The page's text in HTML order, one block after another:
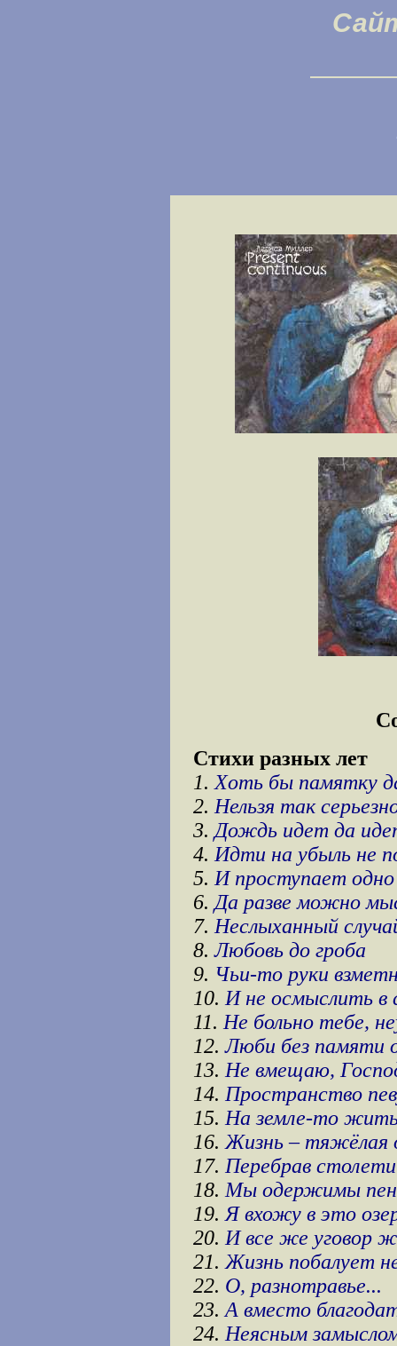
Стихи разных лет
1. Хоть бы памятку
2. Нельзя так
3. Дождь идет да
4. Идти на убыль не
5. И проступает одно
6. Да разве можно
7. Неслыханный
8.Любовь до гроба
9. Чьи-то руки
10. И не осмыслить в
11. Не больно тебе,
12.Люби без памяти
13. Не вмещаю,
14. Пространство
15. На земле-то жить
16. Жизнь – тяжёлая
17. Перебрав
18. Мы одержимы
19. Я вхожу в это
20. И все же уговор
21. Жизнь побалует
22. О, разнотравье...
23. А вместо
24. Неясным